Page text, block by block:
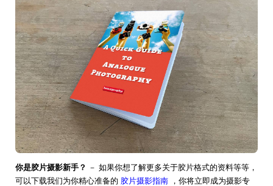
你是胶片摄影新手？ － 如果你想了解更多关于胶片格式的资料等等，
可以下载我们为你精心准备的 胶片摄影指南 ，你将立即成为摄影专